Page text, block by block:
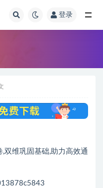
登录
双维巩固基础,助力高效通